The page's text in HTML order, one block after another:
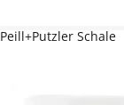
Peill+Putzler Schale